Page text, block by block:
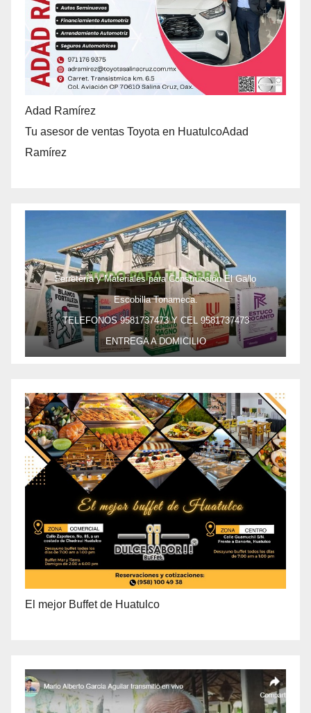
Adad Ramírez
Tu asesor de ventas Toyota en HuatulcoAdad
Ramírez
Ferretería y Materiales para Construcción El Gallo
Escobilla Tonameca.
TELEFONOS 9581737473 Y CEL 9581737473
ENTREGA A DOMICILIO
El mejor Buffet de Huatulco